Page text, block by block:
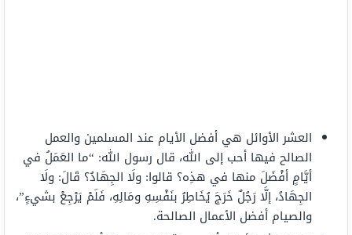
العشر الأوائل هي أفضل الأيام عند المسلمين والعمل
الصالح فيها أحب إلى الله، قال رسول الله: “ما العَمَلُ في
أيَّامٍ أفْضَلَ منها في هذِه؟ قالوا: ولَا الجِهَادُ؟ قَالَ: ولَا
الجِهَادُ، إلَّا رَجُلٌ خَرَجَ يُخَاطِرُ بنَفْسِهِ ومَالِهِ، فَلَمْ يَرْجِعْ بشيءٍ”،
والصيام أفضل الأعمال الصالحة.